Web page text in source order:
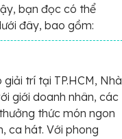
bạn đọc có thể
đây, bao gồm:
trí tại TP.HCM, Nhà
giới doanh nhân, các
thức món ngon
ca hát. Với phong